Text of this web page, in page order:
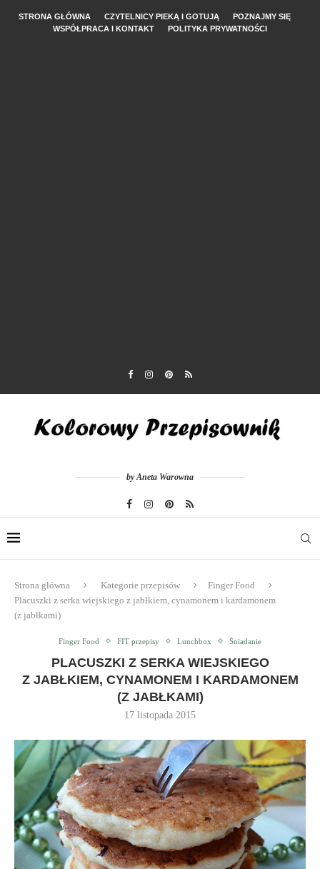
STRONA GŁÓWNA CZYTELNICY PIEKĄ I GOTUJĄ
POZNAJMY SIĘ
WSPÓŁPRACA I KONTAKT
POLITYKA PRYWATNOŚCI
by Aneta Warowna
Strona główna Kategorie przepisów
Finger Food
Placuszki z serka wiejskiego z jabłkiem, cynamonem i kardamonem
(z jabłkami)
Finger Food FIT przepisy Lunchbox Śniadanie
PLACUSZKI Z SERKA WIEJSKIEGO
Z JABŁKIEM, CYNAMONEM I KARDAMONEM
(Z JABŁKAMI)
17 listopada 2015